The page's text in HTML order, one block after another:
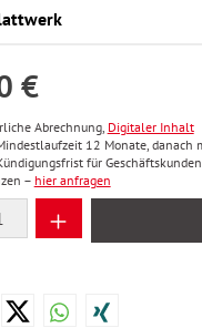
€
Abrechnung, Digitaler Inhalt
12 Monate, danach
für Geschäftskunden
– hier anfragen
Anzahl: Gib